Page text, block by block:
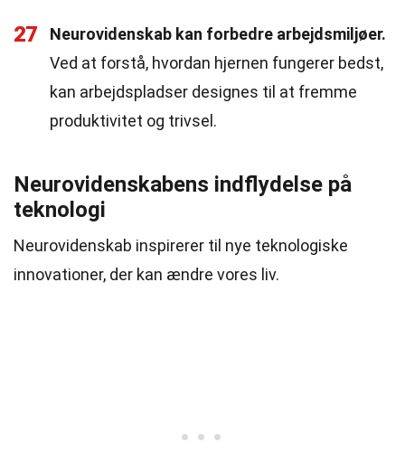
27
Neurovidenskab kan forbedre arbejdsmiljøer.
Ved at forstå, hvordan hjernen fungerer bedst,
kan arbejdspladser designes til at fremme
produktivitet og trivsel.
Neurovidenskabens indflydelse på
teknologi
Neurovidenskab inspirerer til nye teknologiske
innovationer, der kan ændre vores liv.